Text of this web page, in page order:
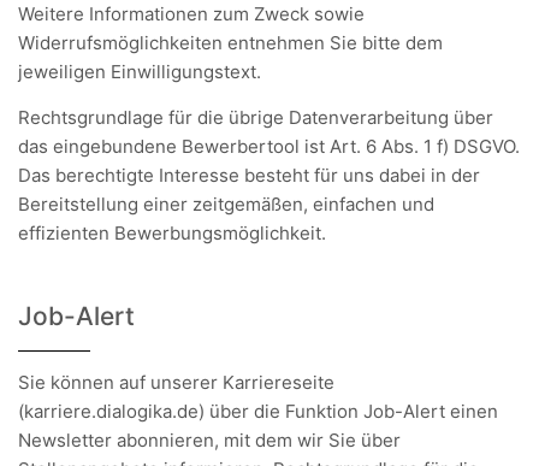
Weitere Informationen zum Zweck sowie
Widerrufsmöglichkeiten entnehmen Sie bitte dem
jeweiligen Einwilligungstext.
Rechtsgrundlage für die übrige Datenverarbeitung über
das eingebundene Bewerbertool ist Art. 6 Abs. 1 f) DSGVO.
Das berechtigte Interesse besteht für uns dabei in der
Bereitstellung einer zeitgemäßen, einfachen und
effizienten Bewerbungsmöglichkeit.
Job-Alert
Sie können auf unserer Karriereseite
(karriere.dialogika.de) über die Funktion Job-Alert einen
Newsletter abonnieren, mit dem wir Sie über